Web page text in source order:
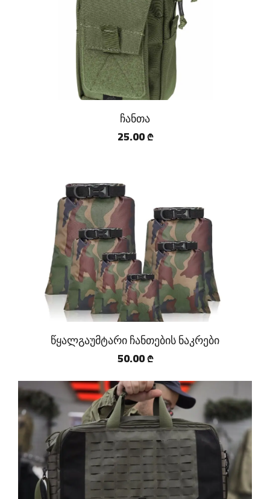
ჩანთა
25.00 ₾
წყალგაუმტარი ჩანთების ნაკრები
50.00 ₾